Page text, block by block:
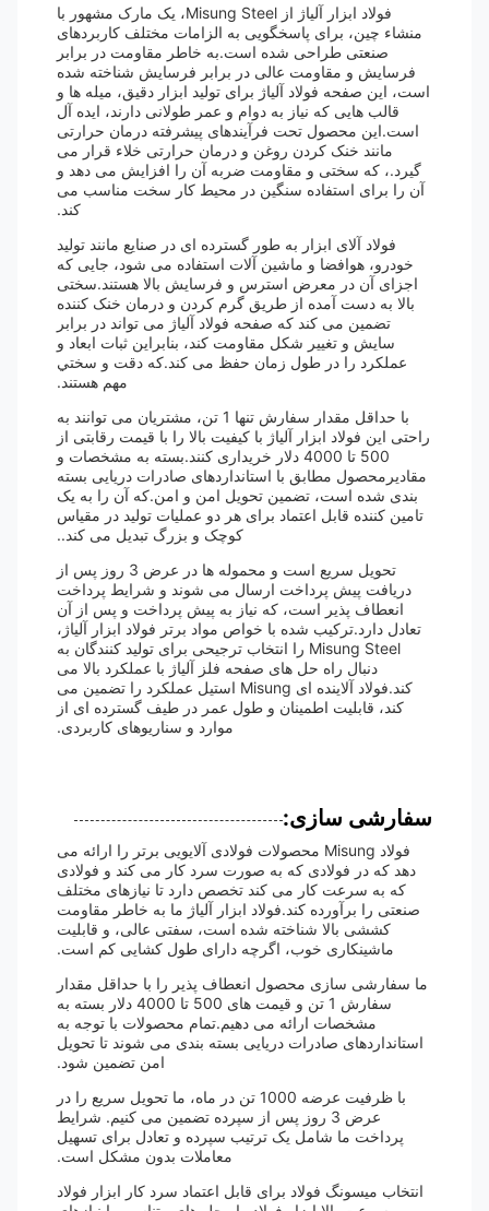
فولاد ابزار آلیاژ از Misung Steel، یک مارک مشهور با
منشاء چین، برای پاسخگویی به الزامات مختلف کاربردهای
صنعتی طراحی شده است.به خاطر مقاومت در برابر
فرسایش و مقاومت عالی در برابر فرسایش شناخته شده
است، این صفحه فولاد آلیاژ برای تولید ابزار دقیق، میله ها و
قالب هایی که نیاز به دوام و عمر طولانی دارند، ایده آل
است.این محصول تحت فرآیندهای پیشرفته درمان حرارتی
مانند خنک کردن روغن و درمان حرارتی خلاء قرار می
گیرد.، که سختی و مقاومت ضربه آن را افزایش می دهد و
آن را برای استفاده سنگین در محیط کار سخت مناسب می
فولاد آلای ابزار به طور گسترده ای در صنایع مانند تولید
خودرو، هوافضا و ماشین آلات استفاده می شود، جایی که
اجزای آن در معرض استرس و فرسایش بالا هستند.سختی
بالا به دست آمده از طریق گرم کردن و درمان خنک کننده
تضمین می کند که صفحه فولاد آلیاژ می تواند در برابر
سایش و تغییر شکل مقاومت کند، بنابراین ثبات ابعاد و
عملکرد را در طول زمان حفظ می کند.که دقت و سختي
مهم هستند.
با حداقل مقدار سفارش تنها 1 تن، مشتریان می توانند به
راحتی این فولاد ابزار آلیاژ با کیفیت بالا را با قیمت رقابتی از
500 تا 4000 دلار خریداری کنند.بسته به مشخصات و
مقادیرمحصول مطابق با استانداردهای صادرات دریایی بسته
بندی شده است، تضمین تحویل امن و امن.که آن را به یک
تامین کننده قابل اعتماد برای هر دو عملیات تولید در مقیاس
کوچک و بزرگ تبدیل می کند..
تحویل سریع است و محموله ها در عرض 3 روز پس از
دریافت پیش پرداخت ارسال می شوند و شرایط پرداخت
انعطاف پذیر است، که نیاز به پیش پرداخت و پس از آن
تعادل دارد.ترکیب شده با خواص مواد برتر فولاد ابزار آلیاژ،
Misung Steel را انتخاب ترجیحی برای تولید کنندگان به
دنبال راه حل های صفحه فلز آلیاژ با عملکرد بالا می
کند.فولاد آلاینده ای Misung استیل عملکرد را تضمین می
کند، قابلیت اطمینان و طول عمر در طیف گسترده ای از
موارد و سناریوهای کاربردی.
سفارشی سازی:
فولاد Misung محصولات فولادی آلایویی برتر را ارائه می
دهد که در فولادی که به صورت سرد کار می کند و فولادی
که به سرعت کار می کند تخصص دارد تا نیازهای مختلف
صنعتی را برآورده کند.فولاد ابزار آلیاژ ما به خاطر مقاومت
کششی بالا شناخته شده است، سفتی عالی، و قابلیت
ماشینکاری خوب، اگرچه دارای طول کشایی کم است.
ما سفارشی سازی محصول انعطاف پذیر را با حداقل مقدار
سفارش 1 تن و قیمت های 500 تا 4000 دلار بسته به
مشخصات ارائه می دهیم.تمام محصولات با توجه به
استانداردهای صادرات دریایی بسته بندی می شوند تا تحویل
امن تضمین شود.
با ظرفیت عرضه 1000 تن در ماه، ما تحویل سریع را در
عرض 3 روز پس از سپرده تضمین می کنیم. شرایط
پرداخت ما شامل یک ترتیب سپرده و تعادل برای تسهیل
معاملات بدون مشکل است.
انتخاب میسونگ فولاد برای قابل اعتماد سرد کار ابزار فولاد